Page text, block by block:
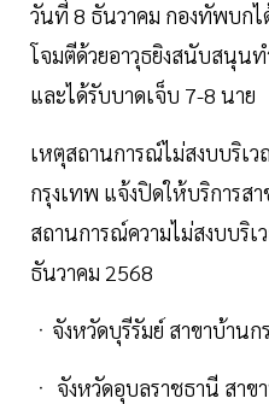
วันที่ 8 ธันวาคม กองทัพบกไ
โจมตีด้วยอาวุธยิงสนับสนุน
และได้รับบาดเจ็บ 7-8 นาย
เหตุสถานการณ์ไม่สงบบริเ
กรุงเทพ แจ้งปิดให้บริการสา
สถานการณ์ความไม่สงบบริ
ธันวาคม 2568
ㆍจังหวัดบุรีรัมย์ สาขาบ้านก
ㆍ จังหวัดอุบลราชธานี สาข